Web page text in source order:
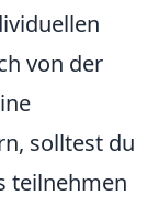
von der
solltest du
teilnehmen